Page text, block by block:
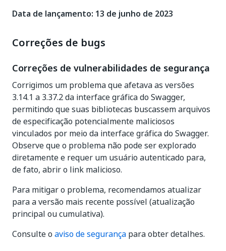
Data de lançamento: 13 de junho de 2023
Correções de bugs
Correções de vulnerabilidades de segurança
Corrigimos um problema que afetava as versões
3.14.1 a 3.37.2 da interface gráfica do Swagger,
permitindo que suas bibliotecas buscassem arquivos
de especificação potencialmente maliciosos
vinculados por meio da interface gráfica do Swagger.
Observe que o problema não pode ser explorado
diretamente e requer um usuário autenticado para,
de fato, abrir o link malicioso.
Para mitigar o problema, recomendamos atualizar
para a versão mais recente possível (atualização
principal ou cumulativa).
Consulte o aviso de segurança para obter detalhes.